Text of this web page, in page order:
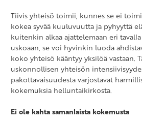
Tiivis yhteisö toimii, kunnes se ei
kokea syvää kuuluvuutta ja pyhyyttä
kuitenkin alkaa ajattelemaan eri
uskoaan, se voi hyvinkin luoda
koko yhteisö kääntyy yksilöä vastaan.
uskonnollisen yhteisön
pakottavaisuudesta varjostavat
kokemuksia helluntaikirkosta.
Ei ole kahta samanlaista kokemusta